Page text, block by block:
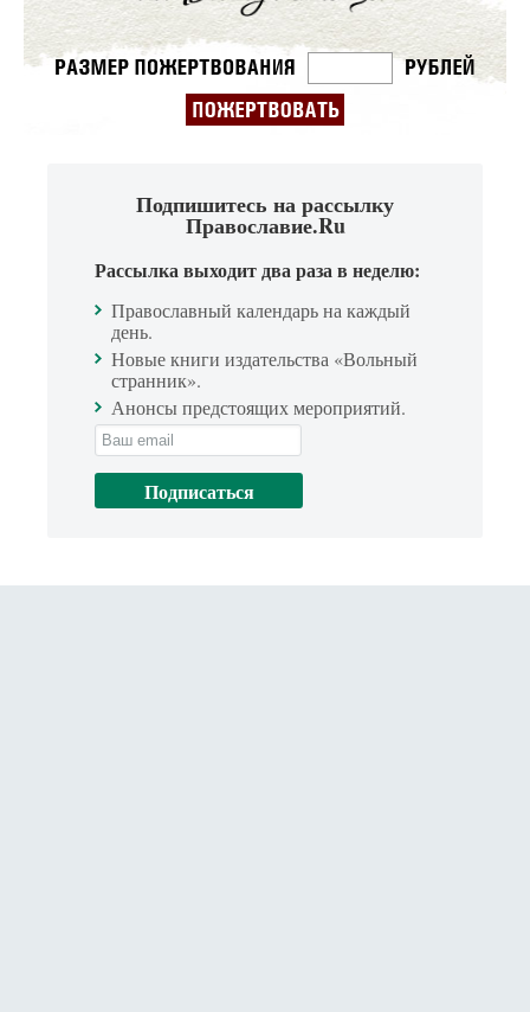
Подпишитесь на рассылку
Православие.Ru
Рассылка выходит два раза в неделю:
Православный календарь на каждый
день.
Новые книги издательства «Вольный
странник».
Анонсы предстоящих мероприятий.